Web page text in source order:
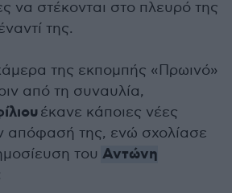
να στέκονται στο πλευρό της
της.
της εκπομπής «Πρωινό»
από τη συναυλία,
έκανε κάποιες νέες
απόφασή της, ενώ σχολίασε
του Αντώνη